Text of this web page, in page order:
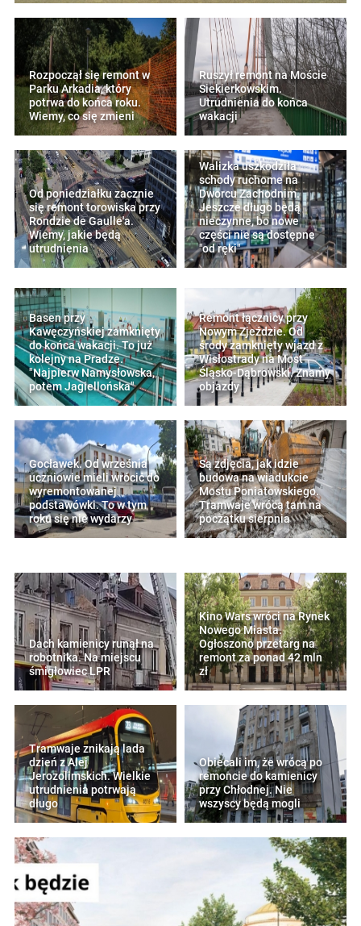
Rozpoczął się remont w
Parku Arkadia, który
potrwa do końca roku.
Wiemy, co się zmieni
Ruszył remont na Moście
Siekierkowskim.
Utrudnienia do końca
wakacji
Od poniedziałku zacznie
się remont torowiska przy
Rondzie de Gaulle'a.
Wiemy, jakie będą
utrudnienia
Walizka uszkodziła
schody ruchome na
Dworcu Zachodnim.
Jeszcze długo będą
nieczynne, bo nowe
części nie są dostępne
"od ręki"
Basen przy
Kawęczyńskiej zamknięty
do końca wakacji. To już
kolejny na Pradze.
"Najpierw Namysłowska,
potem Jagiellońska"
Remont łącznicy przy
Nowym Zjeździe. Od
środy zamknięty wjazd z
Wisłostrady na Most
Śląsko-Dąbrowski. Znamy
objazdy
Gocławek. Od września
uczniowie mieli wrócić do
wyremontowanej
podstawówki. To w tym
roku się nie wydarzy
Są zdjęcia, jak idzie
budowa na wiadukcie
Mostu Poniatowskiego.
Tramwaje wrócą tam na
początku sierpnia
Dach kamienicy runął na
robotnika. Na miejscu
śmigłowiec LPR
Kino Wars wróci na Rynek
Nowego Miasta.
Ogłoszono przetarg na
remont za ponad 42 mln
zł
Tramwaje znikają lada
dzień z Alej
Jerozolimskich. Wielkie
utrudnienia potrwają
długo
Obiecali im, że wrócą po
remoncie do kamienicy
przy Chłodnej. Nie
wszyscy będą mogli